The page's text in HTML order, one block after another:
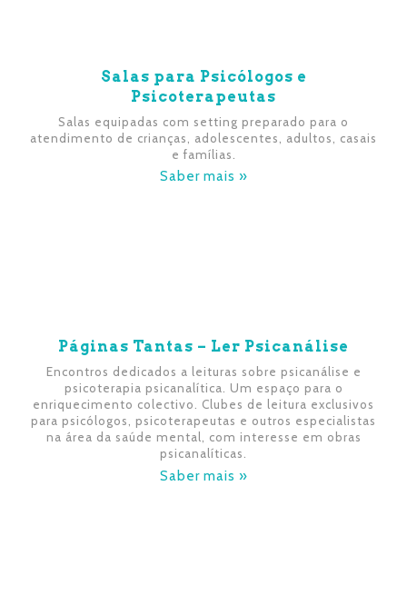
Salas para Psicólogos e
Psicoterapeutas
Salas equipadas com setting preparado para o
atendimento de crianças, adolescentes, adultos, casais
e famílias.
Saber mais »
Páginas Tantas – Ler Psicanálise
Encontros dedicados a leituras sobre psicanálise e
psicoterapia psicanalítica. Um espaço para o
enriquecimento colectivo. Clubes de leitura exclusivos
para psicólogos, psicoterapeutas e outros especialistas
na área da saúde mental, com interesse em obras
psicanalíticas.
Saber mais »